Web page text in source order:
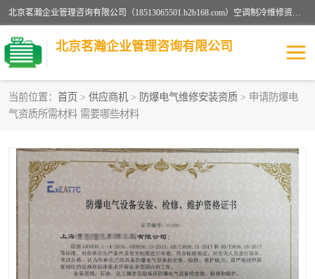
北京茗瀚企业管理咨询有限公司（18513065501.b2b168.com）空调制冷维修资质,油烟管道清洗资质,清洗行业资质公司秉承“顾客至上，锐意进缺的经营理念，我们提供高质量的产品，坚持“客户”的原则为广大客户提供贴心服务。如果你对公司的产品感兴趣，可以联系高经理，我们会用好的产品和服务让您满意。
北京茗瀚企业管理咨询有限公司
当前位置： 首页 > 供应商机 > 防爆电气维修安装资质 > 申请防爆电
气资质所需材料 需要哪些材料
烟道清洗资质
清洗资质 认证服务
防爆电气维修安装资质 空调制冷维修安装资质